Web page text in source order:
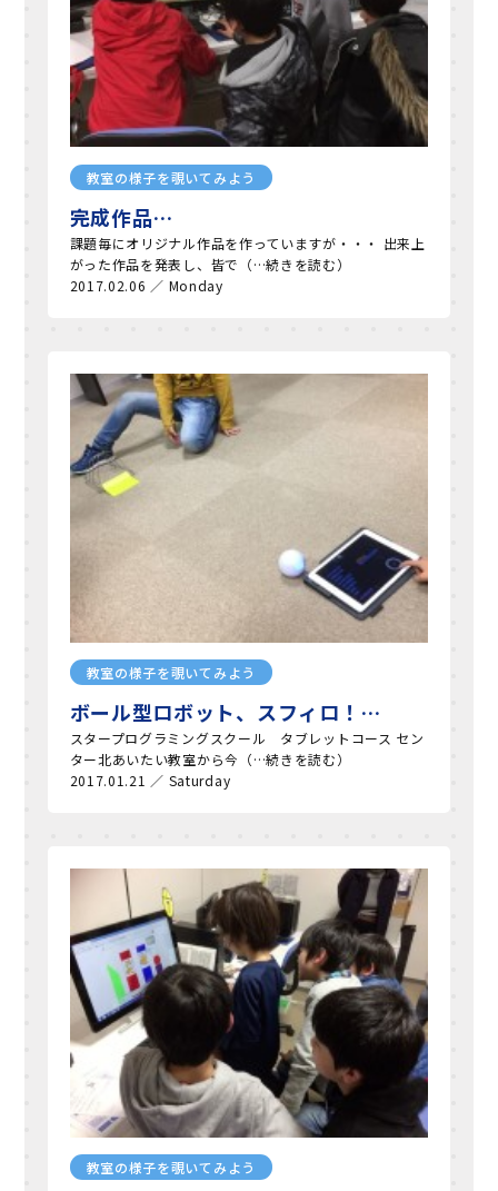
教室の様子を覗いてみよう
完成作品…
課題毎にオリジナル作品を作っていますが・・・ 出来上
がった作品を発表し、皆で（…続きを読む）
2017.02.06 ／ Monday
教室の様子を覗いてみよう
ボール型ロボット、スフィロ！…
スタープログラミングスクール タブレットコース セン
ター北あいたい教室から今（…続きを読む）
2017.01.21 ／ Saturday
教室の様子を覗いてみよう